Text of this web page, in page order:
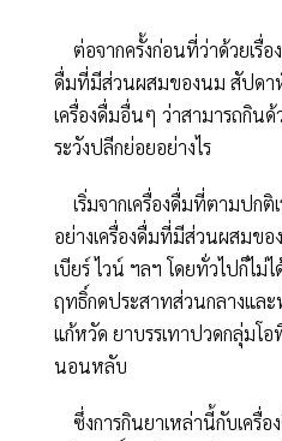
ต่อจากครั้งก่อนที่ว่าด้วยเรื่อ
ดื่มที่มีส่วนผสมของนม สัปดา
เครื่องดื่มอื่นๆ ว่าสามารถกิน
ระวังปลีกย่อยอย่างไร
เริ่มจากเครื่องดื่มที่ตามปกติ
อย่างเครื่องดื่มที่มีส่วนผสมขอ
เบียร์ ไวน์ ฯลฯ โดยทั่วไปก็ไ
ฤทธิ์กดประสาทส่วนกลางและ
แก้หวัด ยาบรรเทาปวดกลุ่มโ
นอนหลับ
ซึ่งการกินยาเหล่านี้กับเครื่